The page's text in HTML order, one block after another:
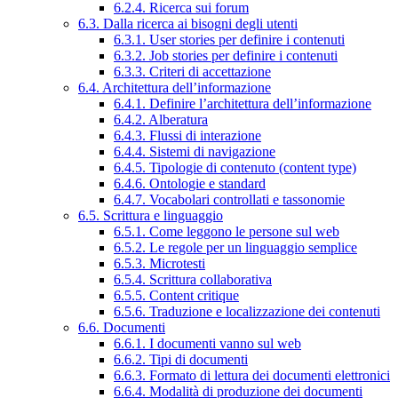
6.2.4. Ricerca sui forum
6.3. Dalla ricerca ai bisogni degli utenti
6.3.1. User stories per definire i contenuti
6.3.2. Job stories per definire i contenuti
6.3.3. Criteri di accettazione
6.4. Architettura dell’informazione
6.4.1. Definire l’architettura dell’informazione
6.4.2. Alberatura
6.4.3. Flussi di interazione
6.4.4. Sistemi di navigazione
6.4.5. Tipologie di contenuto (content type)
6.4.6. Ontologie e standard
6.4.7. Vocabolari controllati e tassonomie
6.5. Scrittura e linguaggio
6.5.1. Come leggono le persone sul web
6.5.2. Le regole per un linguaggio semplice
6.5.3. Microtesti
6.5.4. Scrittura collaborativa
6.5.5. Content critique
6.5.6. Traduzione e localizzazione dei contenuti
6.6. Documenti
6.6.1. I documenti vanno sul web
6.6.2. Tipi di documenti
6.6.3. Formato di lettura dei documenti elettronici
6.6.4. Modalità di produzione dei documenti